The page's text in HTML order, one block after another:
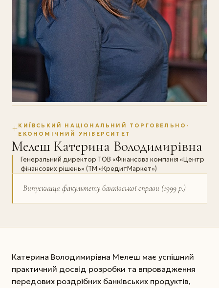
КИЇВСЬКИЙ НАЦІОНАЛЬНИЙ ТОРГОВЕЛЬНО-
ЕКОНОМІЧНИЙ УНІВЕРСИТЕТ
Мелеш Катерина Володимирівна
Генеральний директор ТОВ «Фінансова компанія «Центр
фінансових рішень» (ТМ «КредитМаркет»)
Випускниця факультету банківської справи (1999 р.)
Катерина Володимирівна Мелеш має успішний
практичний досвід розробки та впровадження
передових роздрібних банківських продуктів,